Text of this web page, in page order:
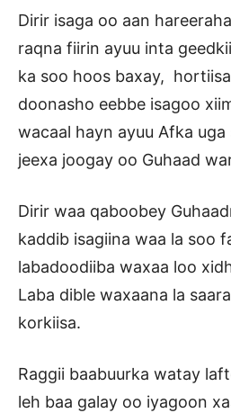
Dirir isaga oo aan
raqna fiirin ayuu inta
ka soo hoos baxay,
doonasho eebbe isagoo
wacaal hayn ayuu Afka
jeexa joogay oo Guhaad
Dirir waa qaboobey
kaddib isagiina waa la soo
labadoodiiba waxaa loo
Laba dible waxaana la
korkiisa.
Raggii baabuurka watay
leh baa galay oo iyagoon